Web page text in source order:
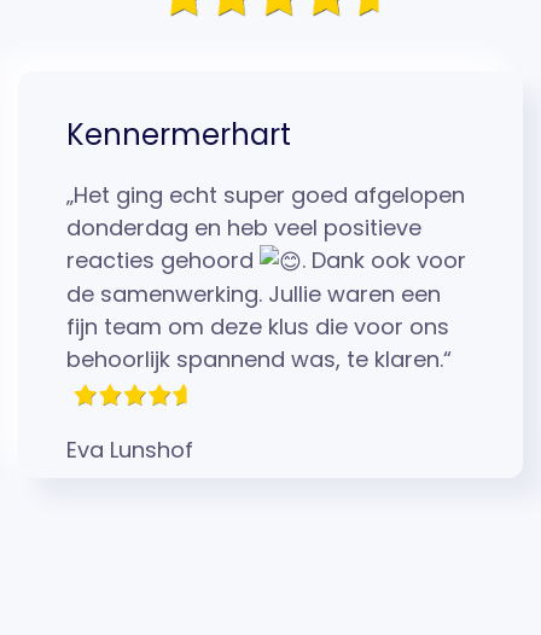
Kennermerhart
„Het ging echt super goed afgelopen
donderdag en heb veel positieve
reacties gehoord
. Dank ook voor
de samenwerking. Jullie waren een
fijn team om deze klus die voor ons
behoorlijk spannend was, te klaren.“
Eva Lunshof